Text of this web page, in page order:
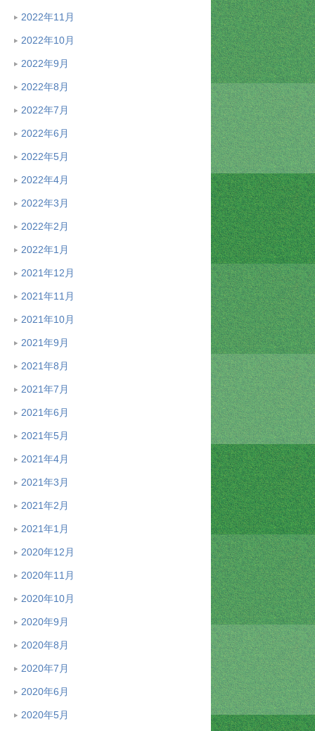
2022年11月
2022年10月
2022年9月
2022年8月
2022年7月
2022年6月
2022年5月
2022年4月
2022年3月
2022年2月
2022年1月
2021年12月
2021年11月
2021年10月
2021年9月
2021年8月
2021年7月
2021年6月
2021年5月
2021年4月
2021年3月
2021年2月
2021年1月
2020年12月
2020年11月
2020年10月
2020年9月
2020年8月
2020年7月
2020年6月
2020年5月